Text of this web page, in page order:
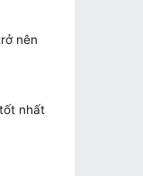
nên
nhất